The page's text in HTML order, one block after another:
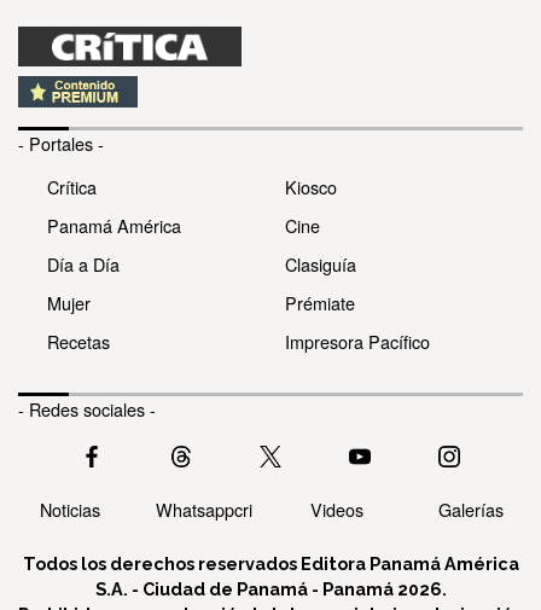
- Portales -
Crítica
Panamá América
Día a Día
Mujer
Recetas
Kiosco
Cine
Clasiguía
Prémiate
Impresora Pacífico
- Redes sociales -
Noticias Whatsappcri Videos Galerías
Todos los derechos reservados Editora Panamá América
S.A. - Ciudad de Panamá - Panamá 2026.